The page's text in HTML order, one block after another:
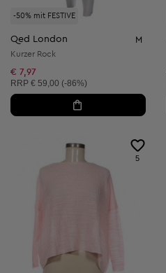
-50% mit FESTIVE
Qed London M
Kurzer Rock
€ 7,97
Unverbindliche Preisempfehlung:
RRP € 59,00 (-86%)
5